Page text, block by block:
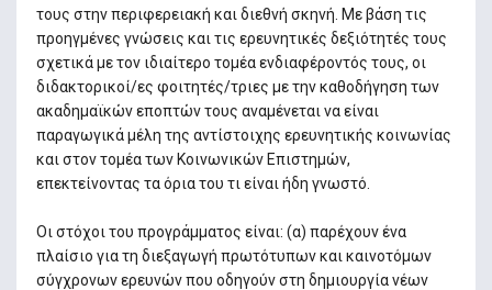
τους στην περιφερειακή και διεθνή σκηνή. Με βάση τις
προηγμένες γνώσεις και τις ερευνητικές δεξιότητές τους
σχετικά με τον ιδιαίτερο τομέα ενδιαφέροντός τους, οι
διδακτορικοί/ες φοιτητές/τριες με την καθοδήγηση των
ακαδημαϊκών εποπτών τους αναμένεται να είναι
παραγωγικά μέλη της αντίστοιχης ερευνητικής κοινωνίας
και στον τομέα των Κοινωνικών Επιστημών,
επεκτείνοντας τα όρια του τι είναι ήδη γνωστό.
Οι στόχοι του προγράμματος είναι: (α) παρέχουν ένα
πλαίσιο για τη διεξαγωγή πρωτότυπων και καινοτόμων
σύγχρονων ερευνών που οδηγούν στη δημιουργία νέων